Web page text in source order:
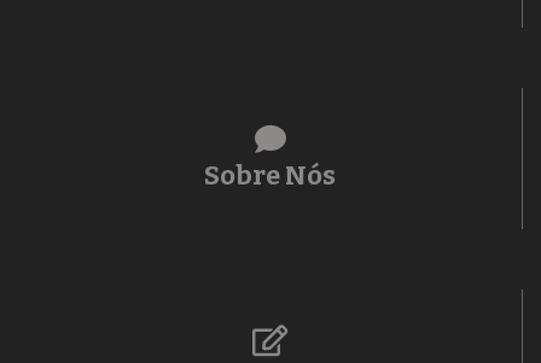
Sobre Nós